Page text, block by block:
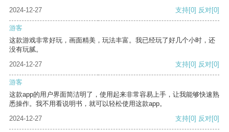
2024-12-27
支持[0] 反对[0]
游客
这款游戏非常好玩，画面精美，玩法丰富。我已经玩了好几个小时，还
没有玩腻。
2024-12-27
支持[0] 反对[0]
游客
这款app的用户界面简洁明了，使用起来非常容易上手，让我能够快速熟
悉操作。我不用看说明书，就可以轻松使用这款app。
2024-12-27
支持[0] 反对[0]